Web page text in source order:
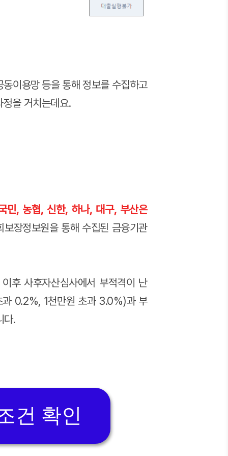
동이용망 등을 통해 정보를 수집하고
을 거치는데요.
민, 농협, 신한, 하나, 대구, 부산은
장정보원을 통해 수집된 금융기관
후 사후자산심사에서 부적격이 난
과 0.2%, 1천만원 초과 3.0%)과 부
다.
건 확인